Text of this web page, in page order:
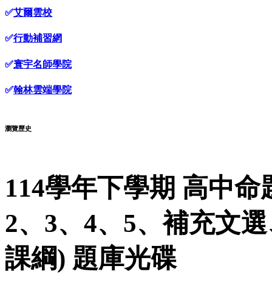
✅艾爾雲校
✅行動補習網
✅寰宇名師學院
✅翰林雲端學院
瀏覽歷史
114學年下學期 高中
2、3、4、5、補充文
課綱) 題庫光碟